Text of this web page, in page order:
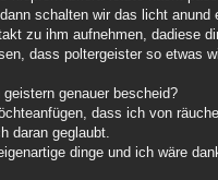
schalten wir das licht anund
zu ihm aufnehmen, dadiese
dass poltergeister so
genauer bescheid?
dass ich von
daran geglaubt.
dinge und ich wäre